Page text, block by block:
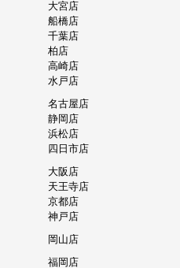
大宮店
船橋店
千葉店
柏店
高崎店
水戸店
名古屋店
静岡店
浜松店
四日市店
大阪店
天王寺店
京都店
神戸店
岡山店
福岡店